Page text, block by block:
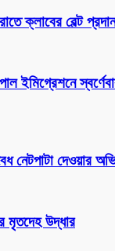
ক্লাবের বেল্ট
ইমিগ্রেশনে
নেটপাটা দেওয়ার
মৃতদেহ উদ্ধার